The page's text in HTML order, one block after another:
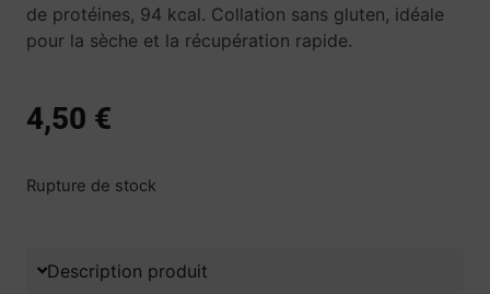
de protéines, 94 kcal. Collation sans gluten, idéale
pour la sèche et la récupération rapide.
4,50 €
Rupture de stock
Description produit